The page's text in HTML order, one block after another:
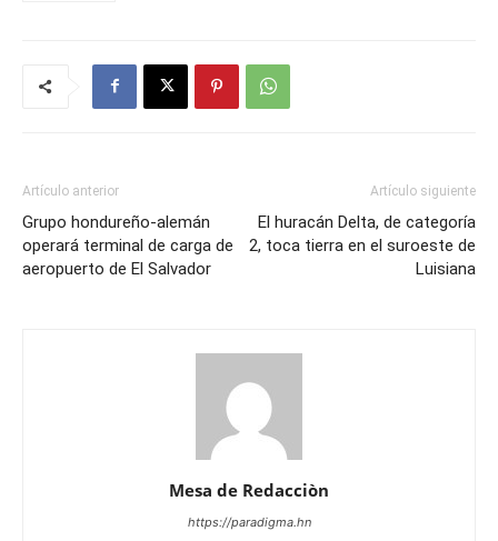
Artículo anterior
Grupo hondureño-alemán
operará terminal de carga de
aeropuerto de El Salvador
Artículo siguiente
El huracán Delta, de categoría
2, toca tierra en el suroeste de
Luisiana
Mesa de Redacciòn
https://paradigma.hn